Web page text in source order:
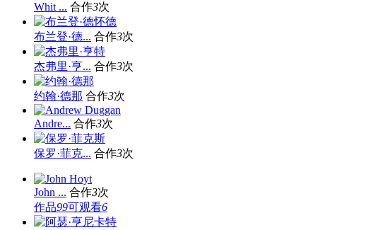
Whit ... 合作3次
布兰登·德... 合作3次
杰弗里·亨... 合作3次
约翰·德那 合作3次
Andre... 合作3次
保罗·菲克... 合作3次
John ... 合作3次
作品99可观看6